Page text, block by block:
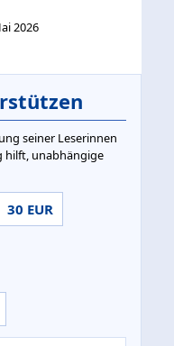
2026
seiner Leserinnen
hilft, unabhängige
30 EUR